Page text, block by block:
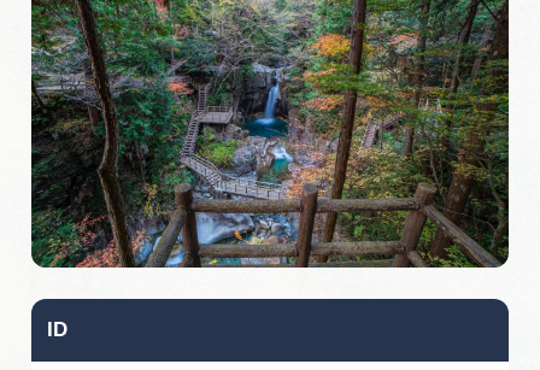
スポット・体験
イベント
グルメ
旅の予約
行きたいリストを見る
ID